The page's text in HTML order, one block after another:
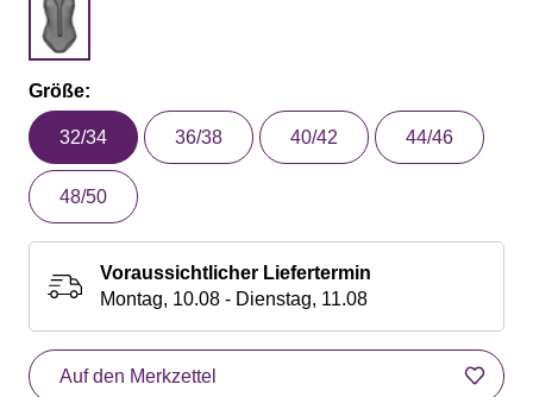
Größe:
32/34 36/38 40/42 44/46
48/50
Voraussichtlicher Liefertermin
Montag, 10.08 - Dienstag, 11.08
Auf den Merkzettel